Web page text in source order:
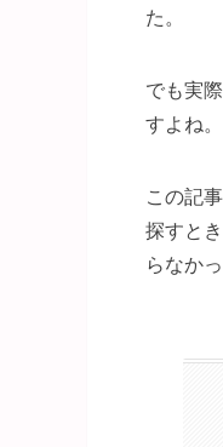
た。
でも実
すよね。
この記
探すと
らなか